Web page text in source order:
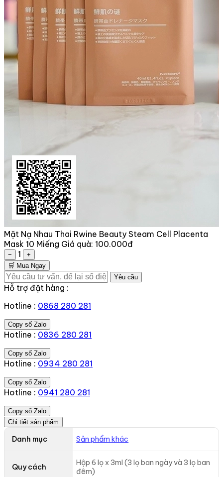
Mặt Nạ Nhau Thai Rwine Beauty Steam Cell Placenta
Mask 10 Miếng Giá quà: 100.000đ
− 1
+
🛒 Mua Ngay
Yêu cầu
Hỗ trợ đặt hàng :
Hotline : 0868 280 281
Copy số Zalo
Hotline : 0836 280 281
Copy số Zalo
Hotline : 0934 280 281
Copy số Zalo
Hotline : 0941 280 281
Copy số Zalo
Chi tiết sản phẩm
Danh mục Sản phẩm khác
Quy cách
Hộp 6 lọ x 3ml (3 lọ ban ngày và 3 lọ ban
đêm)